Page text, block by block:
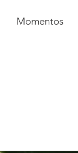
Momentos